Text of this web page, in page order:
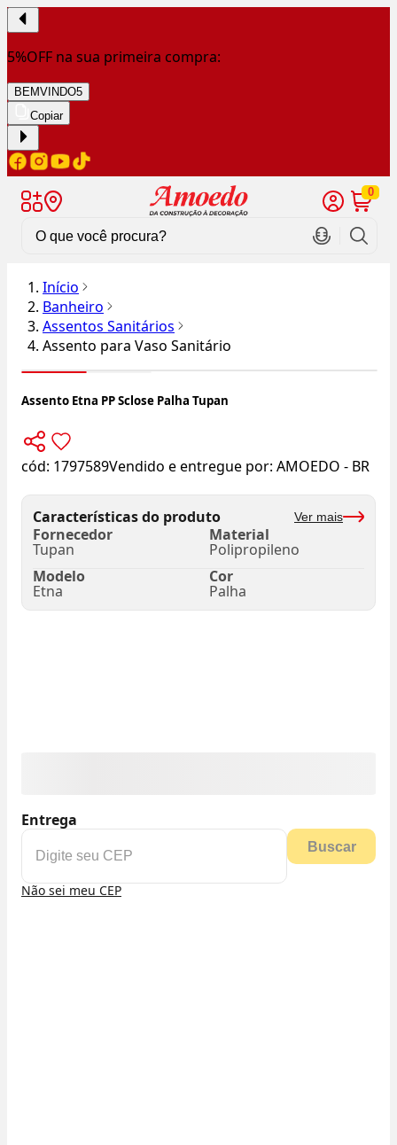
5%OFF na sua primeira compra:
BEMVINDO5
Copiar
0
Início
Banheiro
Assentos Sanitários
Assento para Vaso Sanitário
Assento Etna PP Sclose Palha Tupan
cód: 1797589Vendido e entregue por: AMOEDO - BR
Características do produto Ver mais
Fornecedor
Tupan
Material
Polipropileno
Modelo
Etna
Cor
Palha
Entrega
Buscar
Não sei meu CEP